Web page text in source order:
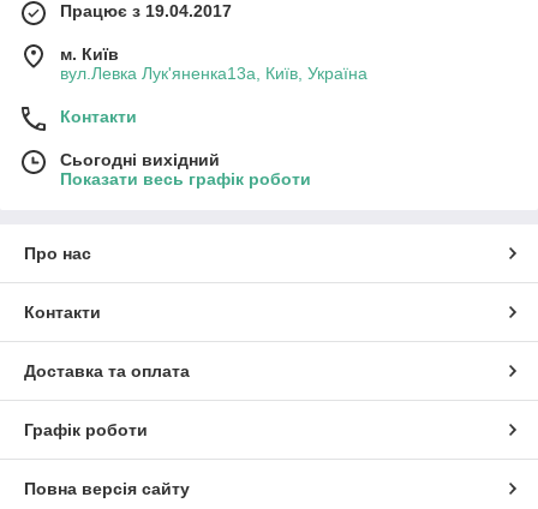
Працює з 19.04.2017
м. Київ
вул.Левка Лук'яненка13а, Київ, Україна
Контакти
Сьогодні вихідний
Показати весь графік роботи
Про нас
Контакти
Доставка та оплата
Графік роботи
Повна версія сайту